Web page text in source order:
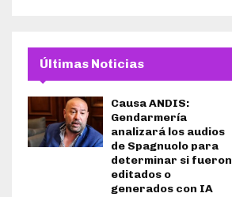
Últimas Noticias
Causa ANDIS:
Gendarmería
analizará los audios
de Spagnuolo para
determinar si fueron
editados o
generados con IA